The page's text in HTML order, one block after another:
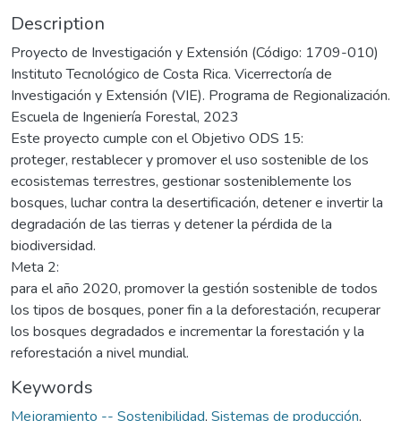
Description
Proyecto de Investigación y Extensión (Código: 1709-010)
Instituto Tecnológico de Costa Rica. Vicerrectoría de
Investigación y Extensión (VIE). Programa de Regionalización.
Escuela de Ingeniería Forestal, 2023
Este proyecto cumple con el Objetivo ODS 15:
proteger, restablecer y promover el uso sostenible de los
ecosistemas terrestres, gestionar sosteniblemente los
bosques, luchar contra la desertificación, detener e invertir la
degradación de las tierras y detener la pérdida de la
biodiversidad.
Meta 2:
para el año 2020, promover la gestión sostenible de todos
los tipos de bosques, poner fin a la deforestación, recuperar
los bosques degradados e incrementar la forestación y la
reforestación a nivel mundial.
Keywords
Mejoramiento -- Sostenibilidad, Sistemas de producción,